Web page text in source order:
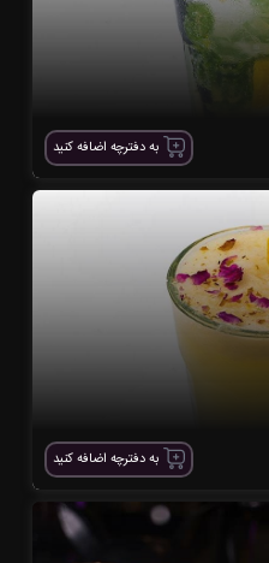
به دفترچه اضافه کنید
به دفترچه اضافه کنید